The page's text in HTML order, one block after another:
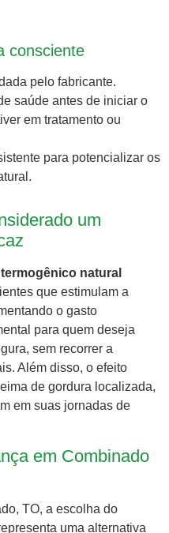
consciente
pelo fabricante.
saúde antes de iniciar o
em tratamento ou
para potencializar os
um
termogênico natural
que estimulam a
o gasto
para quem deseja
sem recorrer a
Além disso, o efeito
de gordura localizada,
em suas jornadas de
em Combinado
TO, a escolha do
uma alternativa